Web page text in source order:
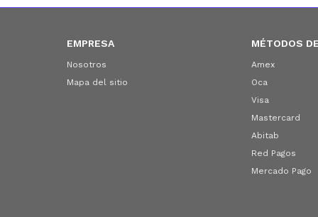
EMPRESA
Nosotros
Mapa del sitio
MÉTODOS
Amex
Oca
Visa
Mastercard
Abitab
Red Pagos
Mercado Pago